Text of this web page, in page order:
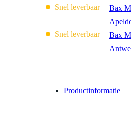
Snel leverbaar
Bax
Snel leverbaar
Bax
Productinformatie